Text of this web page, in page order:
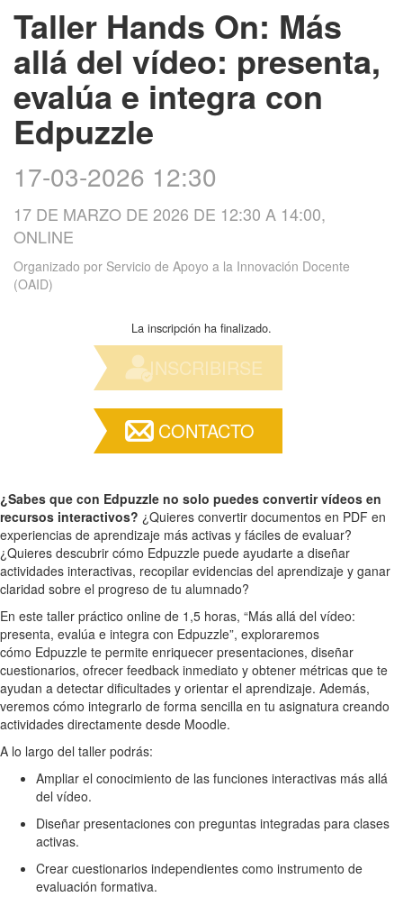
Taller Hands On: Más
allá del vídeo: presenta,
evalúa e integra con
Edpuzzle
17-03-2026 12:30
17 DE MARZO DE 2026 DE 12:30 A 14:00,
ONLINE
Organizado por Servicio de Apoyo a la Innovación Docente
(OAID)
La inscripción ha finalizado.
INSCRIBIRSE
CONTACTO
¿Sabes que con Edpuzzle no solo puedes convertir vídeos en
recursos interactivos? ¿Quieres convertir documentos en PDF en
experiencias de aprendizaje más activas y fáciles de evaluar?
¿Quieres descubrir cómo Edpuzzle puede ayudarte a diseñar
actividades interactivas, recopilar evidencias del aprendizaje y ganar
claridad sobre el progreso de tu alumnado?
En este taller práctico online de 1,5 horas, “Más allá del vídeo:
presenta, evalúa e integra con Edpuzzle”, exploraremos
cómo Edpuzzle te permite enriquecer presentaciones, diseñar
cuestionarios, ofrecer feedback inmediato y obtener métricas que te
ayudan a detectar dificultades y orientar el aprendizaje. Además,
veremos cómo integrarlo de forma sencilla en tu asignatura creando
actividades directamente desde Moodle.
A lo largo del taller podrás:
Ampliar el conocimiento de las funciones interactivas más allá
del vídeo.
Diseñar presentaciones con preguntas integradas para clases
activas.
Crear cuestionarios independientes como instrumento de
evaluación formativa.